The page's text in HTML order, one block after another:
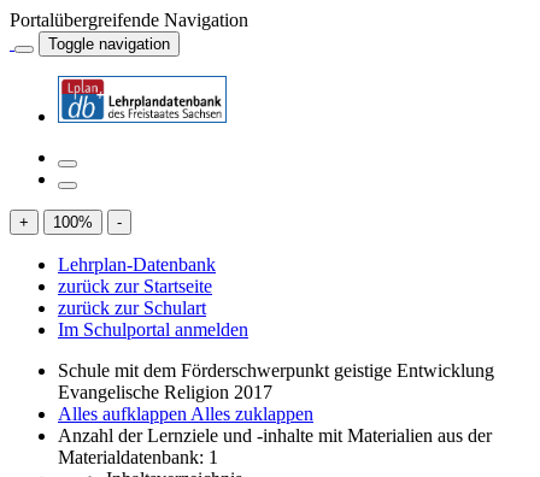
Portalübergreifende Navigation
Toggle navigation
+ 100% -
Lehrplan-Datenbank
zurück zur Startseite
zurück zur Schulart
Im Schulportal anmelden
Schule mit dem Förderschwerpunkt geistige Entwicklung
Evangelische Religion 2017
Alles aufklappen Alles zuklappen
Anzahl der Lernziele und -inhalte mit Materialien aus der
Materialdatenbank: 1